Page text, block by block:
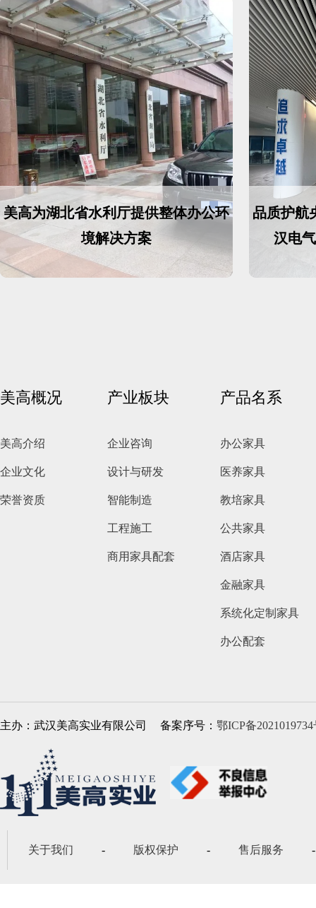
美高为湖北省水利厅提供整体办公环
境解决方案
品质护航
汉电
美高概况
美高介绍
企业文化
荣誉资质
产业板块
企业咨询
设计与研发
智能制造
工程施工
商用家具配套
产品名系
办公家具
医养家具
教培家具
公共家具
酒店家具
金融家具
系统化定制家具
办公配套
主办：武汉美高实业有限公司 备案序号： 鄂ICP备2021019734
关于我们 - 版权保护 - 售后服务 -